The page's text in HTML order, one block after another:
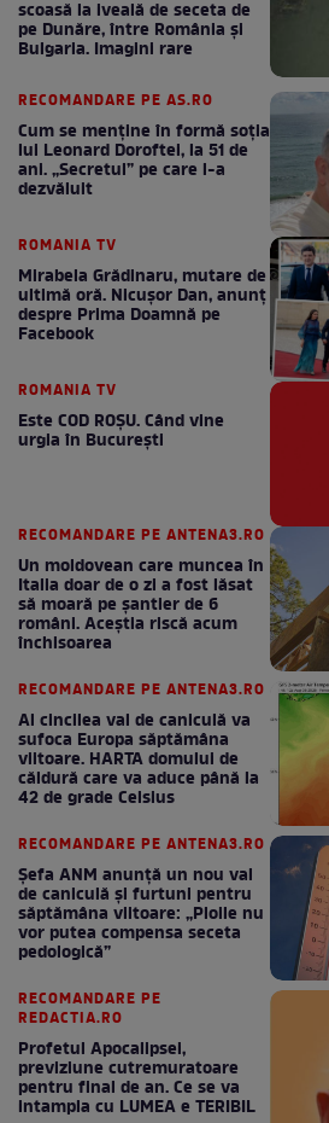
scoasă la iveală de seceta de
pe Dunăre, între România şi
Bulgaria. Imagini rare
RECOMANDARE PE AS.RO
Cum se menţine în formă soţia
lui Leonard Doroftei, la 51 de
ani. „Secretul” pe care l-a
dezvăluit
ROMANIA TV
Mirabela Grădinaru, mutare de
ultimă oră. Nicuşor Dan, anunţ
despre Prima Doamnă pe
Facebook
ROMANIA TV
Este COD ROŞU. Când vine
urgia în Bucureşti
RECOMANDARE PE ANTENA3.RO
Un moldovean care muncea în
Italia doar de o zi a fost lăsat
să moară pe şantier de 6
români. Aceștia riscă acum
închisoarea
RECOMANDARE PE ANTENA3.RO
Al cincilea val de caniculă va
sufoca Europa săptămâna
viitoare. HARTA domului de
căldură care va aduce până la
42 de grade Celsius
RECOMANDARE PE ANTENA3.RO
Șefa ANM anunță un nou val
de caniculă și furtuni pentru
săptămâna viitoare: „Ploile nu
vor putea compensa seceta
pedologică”
RECOMANDARE PE
REDACTIA.RO
Profetul Apocalipsei,
previziune cutremuratoare
pentru final de an. Ce se va
intampla cu LUMEA e TERIBIL